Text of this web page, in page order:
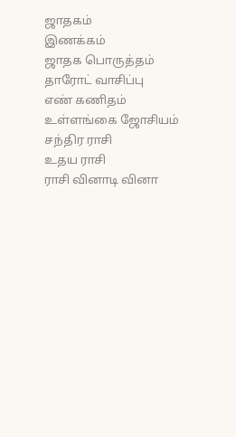
ஜாதகம்
இணக்கம்
ஜாதக பொருத்தம்
தாரோட் வாசிப்பு
எண் கணிதம்
உள்ளங்கை ஜோசியம்
சந்திர ராசி
உதய ராசி
ராசி வினாடி வினா